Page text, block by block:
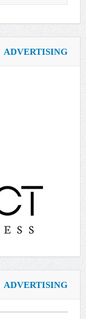
ADVERTISING
ADVERTISING